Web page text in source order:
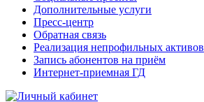
Дополнительные услуги
Пресс-центр
Обратная связь
Реализация непрофильных активов
Запись абонентов на приём
Интернет-приемная ГД